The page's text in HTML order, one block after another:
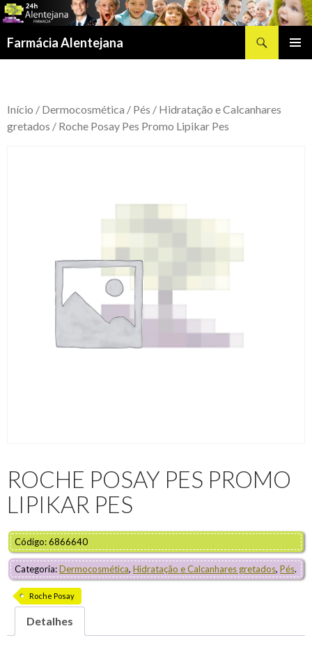
Farmácia Alentejana
Início / Dermocosmética / Pés / Hidratação e Calcanhares
gretados / Roche Posay Pes Promo Lipikar Pes
ROCHE POSAY PES PROMO
LIPIKAR PES
Código: 6866640
Categoria:Dermocosmética, Hidratação e Calcanhares gretados, Pés.
Roche Posay
Detalhes